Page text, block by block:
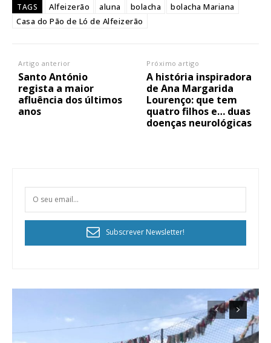
TAGS Alfeizerão aluna bolacha
bolacha Mariana
Casa do Pão de Ló de Alfeizerão
Artigo anterior
Santo António
regista a maior
afluência dos últimos
anos
Próximo artigo
A história inspiradora
de Ana Margarida
Lourenço: que tem
quatro filhos e… duas
doenças neurológicas
Subscrever Newsletter!